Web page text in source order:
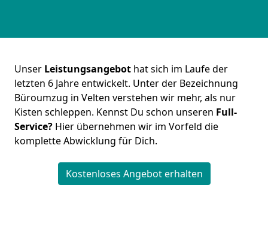
Unser Leistungsangebot hat sich im Laufe der
letzten 6 Jahre entwickelt. Unter der Bezeichnung
Büroumzug in Velten verstehen wir mehr, als nur
Kisten schleppen. Kennst Du schon unseren Full-
Service? Hier übernehmen wir im Vorfeld die
komplette Abwicklung für Dich.
Kostenloses Angebot erhalten